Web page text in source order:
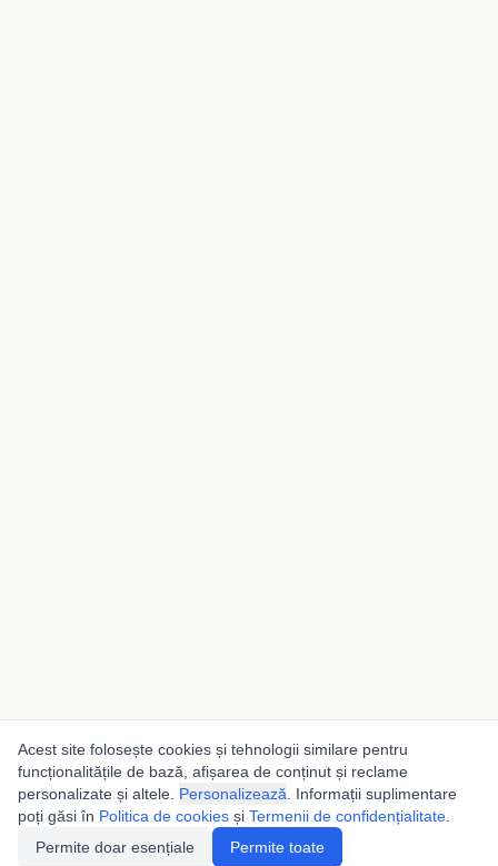
Acest site folosește cookies și tehnologii similare pentru
funcționalitățile de bază, afișarea de conținut și reclame
personalizate și altele. Personalizează . Informații suplimentare
poți găsi în Politica de cookies și Termenii de confidențialitate
Permite doar esențiale
Permite toate